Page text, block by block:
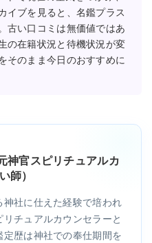
イブを見ると、名鑑プラス
古い口コミは無価値ではあ
の在籍状況と待機状況が変
そのまま今日のおすすめに
神官スピリチュアルカ
師）
社に仕えた経験で培われ
チュアルカウンセラーと
歴は神社での奉仕期間を